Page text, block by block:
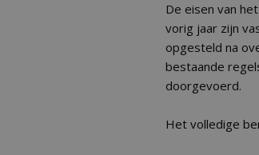
De eisen van
vorig jaar zijn
opgesteld na
bestaande
doorgevoerd.
Het volledige